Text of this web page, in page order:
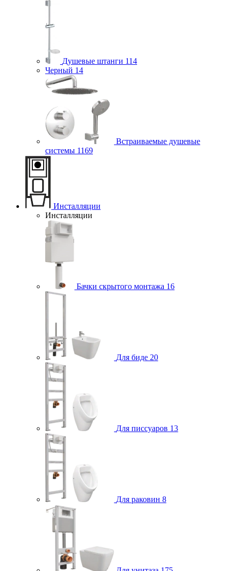
Душевые штанги 114
Черный 14
Встраиваемые душевые
системы 1169
Инсталляции
Инсталляции
Бачки скрытого монтажа 16
Для биде 20
Для писсуаров 13
Для раковин 8